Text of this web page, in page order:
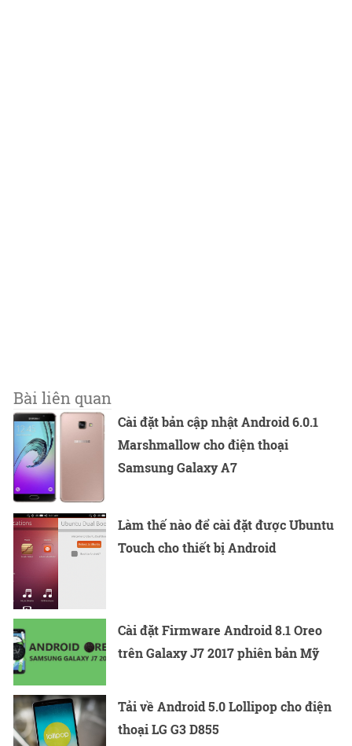
Bài liên quan
Cài đặt bản cập nhật Android 6.0.1
Marshmallow cho điện thoại
Samsung Galaxy A7
Làm thế nào để cài đặt được Ubuntu
Touch cho thiết bị Android
Cài đặt Firmware Android 8.1 Oreo
trên Galaxy J7 2017 phiên bản Mỹ
Tải về Android 5.0 Lollipop cho điện
thoại LG G3 D855